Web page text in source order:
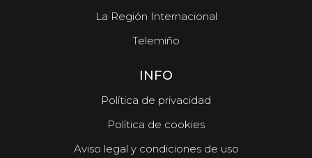
La Región Internacional
Telemiño
INFO
Política de privacidad
Política de cookies
Aviso legal y condiciones de uso